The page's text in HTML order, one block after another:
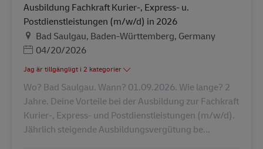
Ausbildung Fachkraft Kurier-, Express- u.
Postdienstleistungen (m/w/d) in 2026
PlatsBad Saulgau, Baden-Württemberg, Germany
Posted Date
04/20/2026
Jag är tillgängligt i 2 kategorier
Wo? Bad Saulgau. Wann? 01.09.2026. Wie lange? 2
Jahre. Deine Vorteile bei der Ausbildung zur Fachkraft
Kurier-, Express- und Postdienstleistungen (m/w/d).
Jährlich steigende Ausbildungsvergütung be...